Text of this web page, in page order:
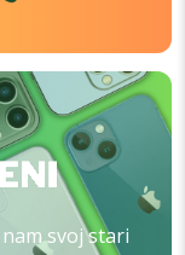
svoj stari